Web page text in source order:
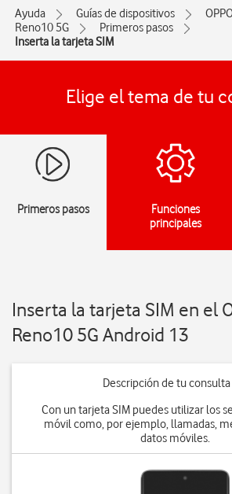
Ayuda Guías de dispositivos
Reno10 5G
Primeros pasos
Inserta la tarjeta SIM
Elige el tema de tu
Primeros pasos
Funciones
principales
Inserta la tarjeta SIM en el
Reno10 5G Android 13
Descripción de tu consulta
Con un tarjeta SIM puedes utilizar los
móvil como, por ejemplo, llamadas,
datos móviles.